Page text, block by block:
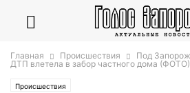
Главная Происшествия
Под
ДТП влетела в забор частного дома (ФОТО)
Происшествия